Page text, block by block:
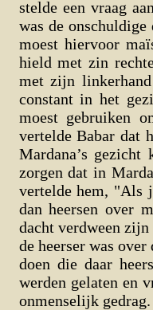
stelde een vraag
was de
moest hiervoor
hield met zin
met zijn
constant in het
moest gebruiken
vertelde Babar dat
Mardana’s
zorgen dat in
vertelde hem, "Als
dan heersen over
dacht verdween
de heerser was
doen die daar
werden gelaten en
onmenselijk gedrag.